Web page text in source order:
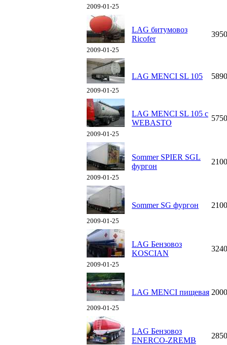
2009-01-25
2009-01-25
LAG битумовоз
Ricofer
2009-01-25
LAG MENCI SL 105
2009-01-25
LAG MENCI SL 105 с
WEBASTO
2009-01-25
Sommer SPIER SGL
фургон
2009-01-25
Sommer SG фургон
2009-01-25
LAG Бензовоз
KOSCIAN
2009-01-25
LAG MENCI пищевая
LAG Бензовоз
ENERCO-ZREMB